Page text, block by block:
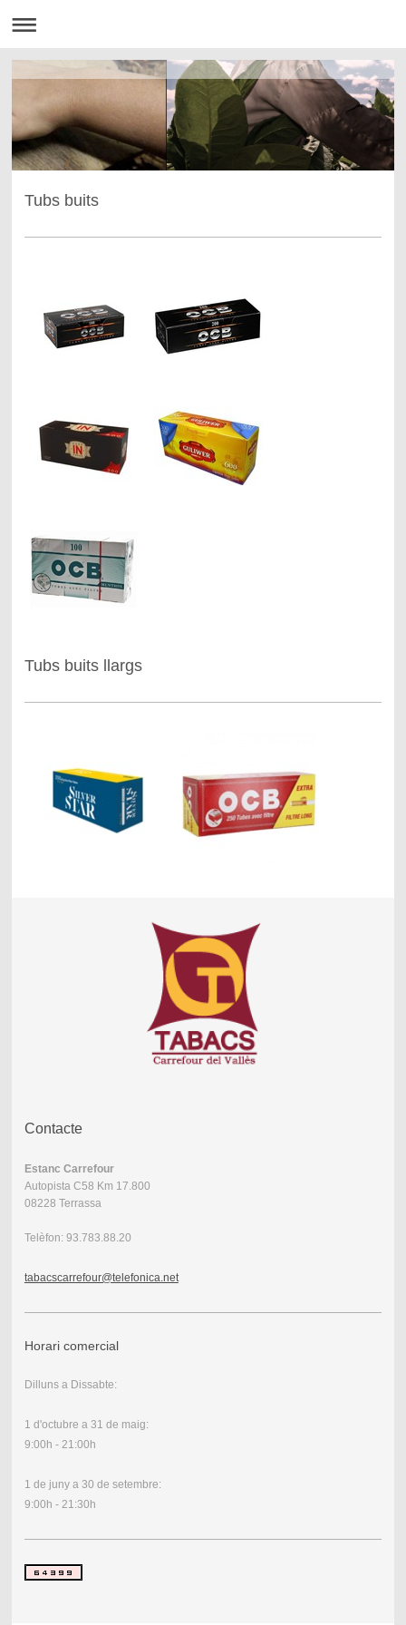
Tubs buits
Tubs buits llargs
Contacte
Estanc Carrefour
Autopista C58 Km 17.800
08228 Terrassa
Telèfon: 93.783.88.20
tabacscarrefour@telefonica.net
Horari comercial
Dilluns a Dissabte:
1 d'octubre a 31 de maig:
9:00h - 21:00h
1 de juny a 30 de setembre:
9:00h - 21:30h